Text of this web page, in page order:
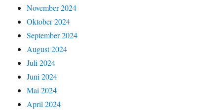
November 2024
Oktober 2024
September 2024
August 2024
Juli 2024
Juni 2024
Mai 2024
April 2024